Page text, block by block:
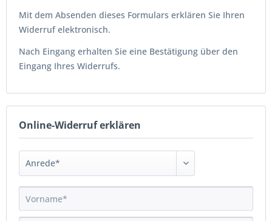
Mit dem Absenden dieses Formulars erklären Sie Ihren
Widerruf elektronisch.
Nach Eingang erhalten Sie eine Bestätigung über den
Eingang Ihres Widerrufs.
Online-Widerruf erklären